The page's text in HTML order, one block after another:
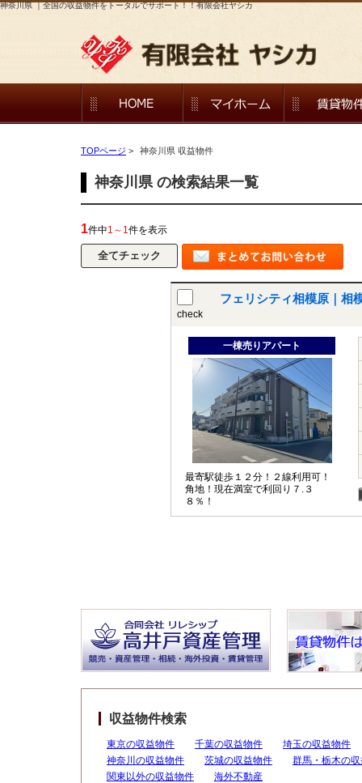
神奈川県 ｜全国の収益物件をトータルでサポート！！有限会社ヤシカ
TOPページ > 神奈川県 収益物件
神奈川県 の検索結果一覧
1件中1～1件を表示
check
フェリシティ相模原｜相
一棟売りアパート
最寄駅徒歩１２分！２線利用可！
角地！現在満室で利回り７.３
８％！
収益物件検索
東京の収益物件 千葉の収益物件
埼玉の収益物件
神奈川の収益物件
茨城の収益物件
群馬・栃木の
関東以外の収益物件
海外不動産